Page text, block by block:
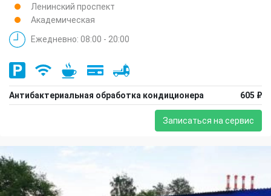
Ленинский проспект
Академическая
Ежедневно: 08:00 - 20:00
Антибактериальная обработка кондиционера 605 ₽
Записаться на сервис